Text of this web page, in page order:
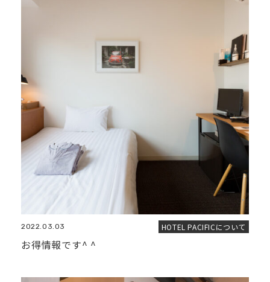
2022.03.03 HOTEL PACIFICについて
お得情報です^ ^